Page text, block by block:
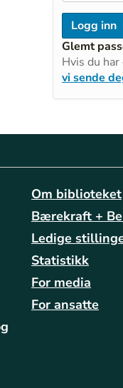
Glemt
Hvis du
vi sende
Om biblioteket
Bærekraft +
Ledige
Statistikk
For media
For ansatte